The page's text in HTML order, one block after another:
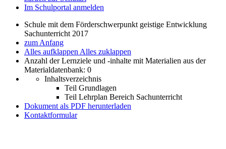
Im Schulportal anmelden
Schule mit dem Förderschwerpunkt geistige Entwicklung
Sachunterricht 2017
zum Anfang
Alles aufklappen Alles zuklappen
Anzahl der Lernziele und -inhalte mit Materialien aus der
Materialdatenbank: 0
Inhaltsverzeichnis
Teil Grundlagen
Teil Lehrplan Bereich Sachunterricht
Dokument als PDF herunterladen
Kontaktformular